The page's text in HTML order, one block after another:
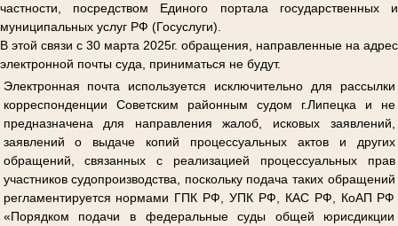
частности, посредством Единого портала государственных и
муниципальных услуг РФ (Госуслуги).
В этой связи с 30 марта 2025г. обращения, направленные на адрес
электронной почты суда, приниматься не будут.
Электронная почта используется исключительно для рассылки
корреспонденции Советским районным судом г.Липецка и не
предназначена для направления жалоб, исковых заявлений,
заявлений о выдаче копий процессуальных актов и других
обращений, связанных с реализацией процессуальных прав
участников судопроизводства, поскольку подача таких обращений
регламентируется нормами ГПК РФ, УПК РФ, КАС РФ, КоАП РФ
«Порядком подачи в федеральные суды общей юрисдикции